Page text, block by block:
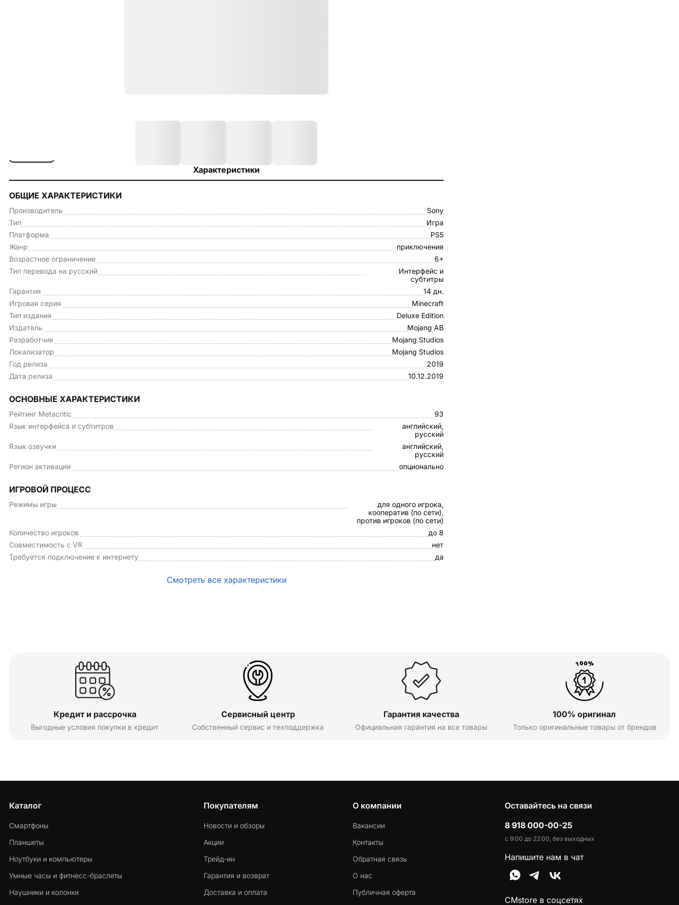
Характеристики
ОБЩИЕ ХАРАКТЕРИСТИКИ
Производитель
Sony
Тип
Игра
Платформа
PS5
Жанр
приключения
Возрастное ограничение
6+
Тип перевода на русский
Интерфейс и
субтитры
Гарантия
14 дн.
Игровая серия
Minecraft
Тип издания
Deluxe Edition
Издатель
Mojang AB
Разработчик
Mojang Studios
Локализатор
Mojang Studios
Год релиза
2019
Дата релиза
10.12.2019
ОСНОВНЫЕ ХАРАКТЕРИСТИКИ
Рейтинг Metacritic
93
Язык интерфейса и субтитров
английский,
русский
Язык озвучки
английский,
русский
Регион активации
опционально
ИГРОВОЙ ПРОЦЕСС
Режимы игры
для одного игрока,
кооператив (по сети),
против игроков (по сети)
Количество игроков
до 8
Совместимость с VR
нет
Требуется подключение к интернету
да
Смотреть все характеристики
Кредит и рассрочка
Выгодные условия покупки в кредит
Сервисный центр
Собственный сервис и техподдержка
Гарантия качества
Официальная гарантия на все товары
100% оригинал
Только оригинальные товары от брендов
Каталог
Смартфоны
Планшеты
Ноутбуки и компьютеры
Умные часы и фитнесс-браслеты
Наушники и колонки
Покупателям
Новости и обзоры
Акции
Трейд-ин
Гарантия и возврат
Доставка и оплата
О компании
Вакансии
Контакты
Обратная связь
О нас
Публичная оферта
Оставайтесь на связи
8 918 000-00-25
с 9:00 до 22:00, без выходных
Напишите нам в чат
CMstore в соцсетях